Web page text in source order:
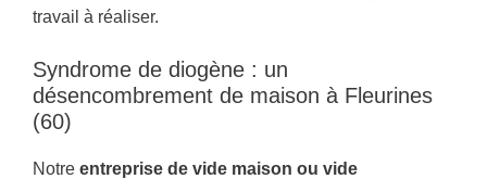
travail à réaliser.
Syndrome de diogène : un
désencombrement de maison à Fleurines
(60)
Notre entreprise de vide maison ou vide